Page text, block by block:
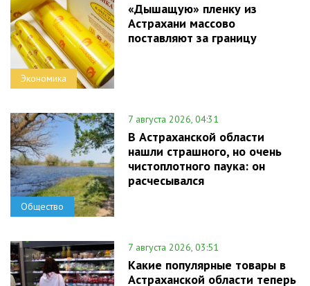
Экономика
«Дышащую» пленку из
Астрахани массово
поставляют за границу
Общество
7 августа 2026, 04:31
В Астраханской области
нашли страшного, но очень
чистоплотного паука: он
расчесывался
7 августа 2026, 03:51
Какие популярные товары в
Астраханской области теперь